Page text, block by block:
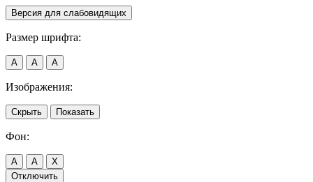
Версия для слабовидящих
Размер шрифта:
A A A
Изображения:
Скрыть Показать
Фон:
A A
X
Отключить